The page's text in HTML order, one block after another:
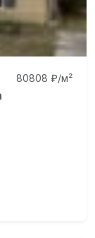
80808 ₽/м²